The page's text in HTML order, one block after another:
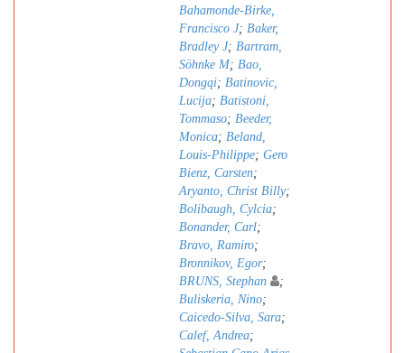
Bahamonde-Birke,
Francisco J; Baker,
Bradley J; Bartram,
Söhnke M; Bao,
Dongqi; Batinovic,
Lucija; Batistoni,
Tommaso; Beeder,
Monica; Beland,
Louis-Philippe; Gero
Bienz, Carsten;
Aryanto, Christ Billy;
Bolibaugh, Cylcia;
Bonander, Carl;
Bravo, Ramiro;
Bronnikov, Egor;
BRUNS, Stephan
;
Buliskeria, Nino;
Caicedo-Silva, Sara;
Calef, Andrea;